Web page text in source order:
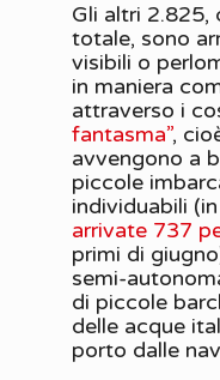
Gli altri 2.825,
totale, sono
visibili o
in maniera
attraverso i
fantasma”,
avvengono a
piccole
individuabili
arrivate 737
primi di
semi-
di piccole
delle acque
porto dalle